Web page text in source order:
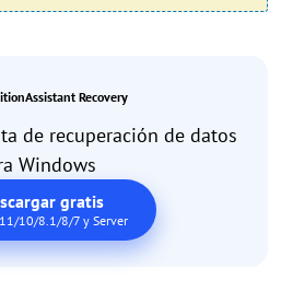
Recovery
de recuperación de datos
Windows
gratis
10/8.1/8/7 y Server